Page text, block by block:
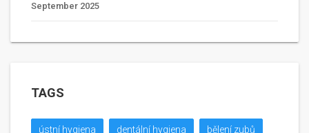
September 2025
TAGS
ústní hygiena dentální hygiena bělení zubů